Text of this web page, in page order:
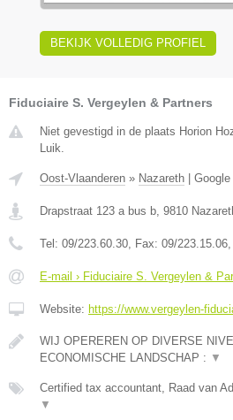
BEKIJK VOLLEDIG PROFIEL
Fiduciaire S. Vergeylen & Partners
Niet gevestigd in de plaats Horion
Luik.
Oost-Vlaanderen » Nazareth
Drapstraat 123 a bus b, 9810
Tel: 09/223.60.30, Fax: 09/223.15.06
E-mail › Fiduciaire S. Vergeylen &
Website: https://www.vergeylen-
WIJ OPEREREN OP DIVERSE
ECONOMISCHE LANDSCHAP : ▼
Certified tax accountant, Raad van
▼